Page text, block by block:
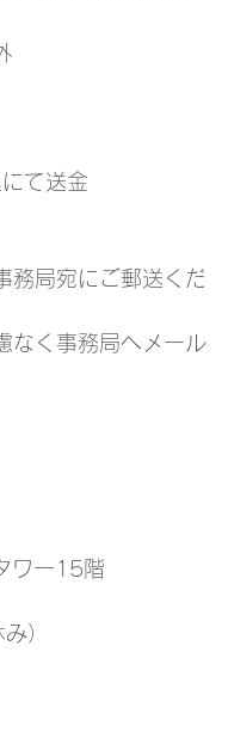
て送金
務局宛にご郵送くだ
なく事務局へメール
ワー15階
）